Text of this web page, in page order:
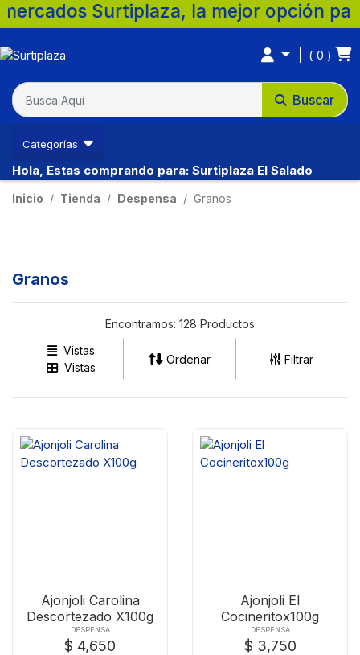
la mejor opción para tu
Buscar
0
Categorías
Hola, Estas comprando para: Surtiplaza El Salado
Inicio Tienda Despensa Granos
Granos
Encontramos: 128 Productos
Vistas
Vistas
Ordenar Filtrar
Ajonjoli Carolina
Descortezado X100g
DESPENSA
$ 4,650
Ajonjoli El
Cocineritox100g
DESPENSA
$ 3,750